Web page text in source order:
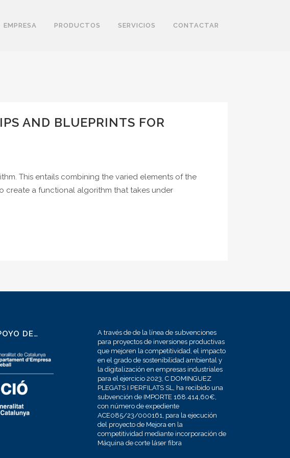
EMPRESA PRODUCTOS SERVICIOS CONTACTAR
AND BLUEPRINTS FOR
This entails combining the varied elements of the
create a functional algorithm that takes under
DE…
A través de de la línea de subvenciones
para proyectos de inversiones productivas
que mejoren la competitividad, el impacto
en el grado de sostenibilidad ambiental y
la digitalización en empresas industriales
para el ejercicio 2023, C DOMINGUEZ
PLEGATS I PERFILATS SL, ha recibido una
subvención de IMPORTE 168.414,60€,
con número de expediente
ACE085/23/000161, para la ejecución
del proyecto de Mejora en la
competitividad mediante incorporación de
Máquina de corte láser fibra